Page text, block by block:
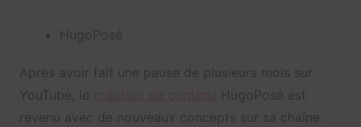
HugoPosé
Après avoir fait une pause de plusieurs mois sur
YouTube, le
HugoPosé est
revenu avec de nouveaux concepts sur sa chaîne.